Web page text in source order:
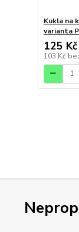
Kukla na
varianta
125 Kč
103 Kč